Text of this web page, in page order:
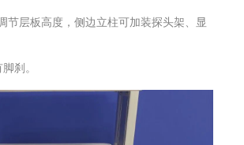
节层板高度，侧边立柱可加装探头架、显
刹。